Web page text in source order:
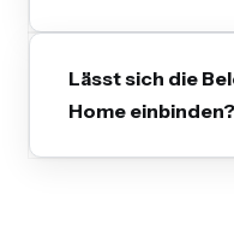
Lässt sich die
Home einbinden?